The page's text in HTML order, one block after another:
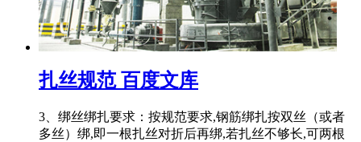
扎丝规范 百度文库
3、绑丝绑扎要求：按规范要求,钢筋绑扎按双丝（或者
多丝）绑,即一根扎丝对折后再绑,若扎丝不够长,可两根